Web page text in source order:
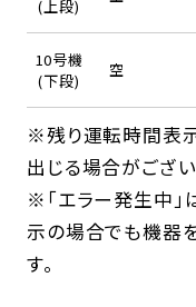
(上段)
10号機
(下段)
空
※残り運転時間表
出じる場合がござい
※「エラー発生中
示の場合でも機器
す。